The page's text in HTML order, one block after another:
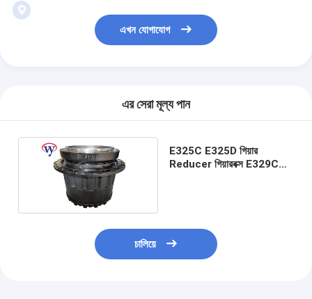
এখন যোগাযোগ
এর সেরা মূল্য পান
E325C E325D গিয়ার
Reducer গিয়ারবক্স E329C
চালিয়ে